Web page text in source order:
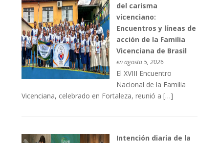
del carisma
vicenciano:
Encuentros y líneas de
acción de la Familia
Vicenciana de Brasil
en agosto 5, 2026
El XVIII Encuentro
Nacional de la Familia
Vicenciana, celebrado en Fortaleza, reunió a […]
Intención diaria de la